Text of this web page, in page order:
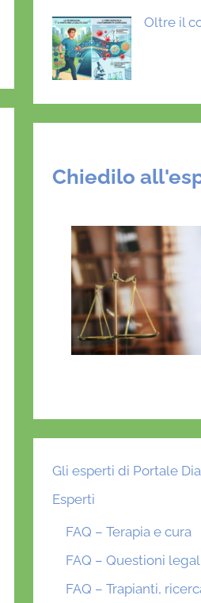
Oltre il
Chiedilo
Gli esperti di Portale
Esperti
FAQ – Terapia e cura
FAQ – Questioni
FAQ – Trapianti,